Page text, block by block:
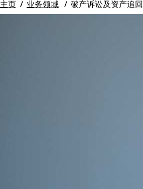
主页 业务领域 破产诉讼及资产追回